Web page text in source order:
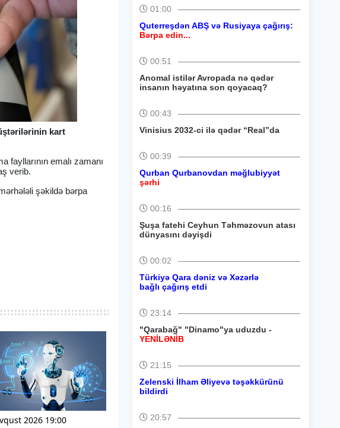
kart
fayllarının emalı zamanı
verib.
şəkildə bərpa
2026 19:00
01:00
Quterreşdən ABŞ və Rusiyaya çağırış:
Bərpa edin...
00:51
Anomal istilər Avropada nə qədər
insanın həyatına son qoyacaq?
00:43
Vinisius 2032-ci ilə qədər “Real”da
00:39
Qurban Qurbanovdan məğlubiyyət
şərhi
00:16
Şuşa fatehi Ceyhun Təhməzovun atası
dünyasını dəyişdi
00:02
Türkiyə Qara dəniz və Xəzərlə
bağlı çağırış etdi
23:14
"Qarabağ" "Dinamo"ya uduzdu -
YENİLƏNİB
21:15
Zelenski İlham Əliyevə təşəkkürünü
bildirdi
20:57